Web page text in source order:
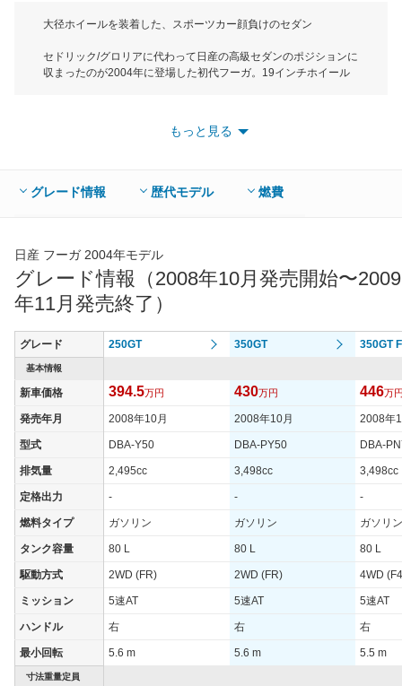
大径ホイールを装着した、スポーツカー顔負けのセダン
セドリック/グロリアに代わって日産の高級セダンのポジションに
収まったのが2004年に登場した初代フーガ。19インチホイール
長4945mm。全幅1845mmのEセグメントに属する。エンジンは
し、JC08モード燃費は2.5L車が11.2km/L、3.7LFR車が
9.4km/L（タイプSは9.0km/L）を実現している。グレードは全8
ューンドサスペンションをはじめ、20インチホイール、大容量ブ
レーキシステムなど、走りのための専用パーツを搭載したタイプ
Sを用意。売れ筋はサイドブラインドモニターをはじめ安全装備
が充実し、燃費性能も魅力的な250GT。
もっと見る
グレード情報 歴代モデル 燃費
日産 フーガ 2004年モデル
グレード情報（2008年10月発売開始〜2009
年11月発売終了）
グレード 250GT 350GT 350GT
基本情報
新車価格 394.5万円 430万円 446万
発売年月 2008年10月 2008年10月 2008年
型式 DBA-Y50 DBA-PY50 DBA-
排気量 2,495cc 3,498cc 3,498cc
定格出力 - - -
燃料タイプ ガソリン ガソリン ガソリン
タンク容量 80 L 80 L 80 L
駆動方式 2WD (FR) 2WD (FR) 4WD
ミッション 5速AT 5速AT 5速AT
ハンドル 右 右 右
最小回転 5.6 m 5.6 m 5.5 m
寸法重量定員